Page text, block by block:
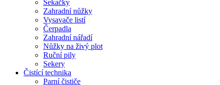
Sekačky
Zahradní nůžky
Vysavače listí
Čerpadla
Zahradní nářadí
Nůžky na živý plot
Ruční pily
Sekery
Čistící technika
Parní čističe